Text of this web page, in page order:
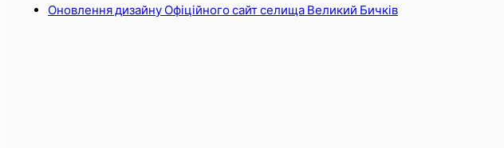
Оновлення дизайну Офіційного сайт селища Великий Бичків